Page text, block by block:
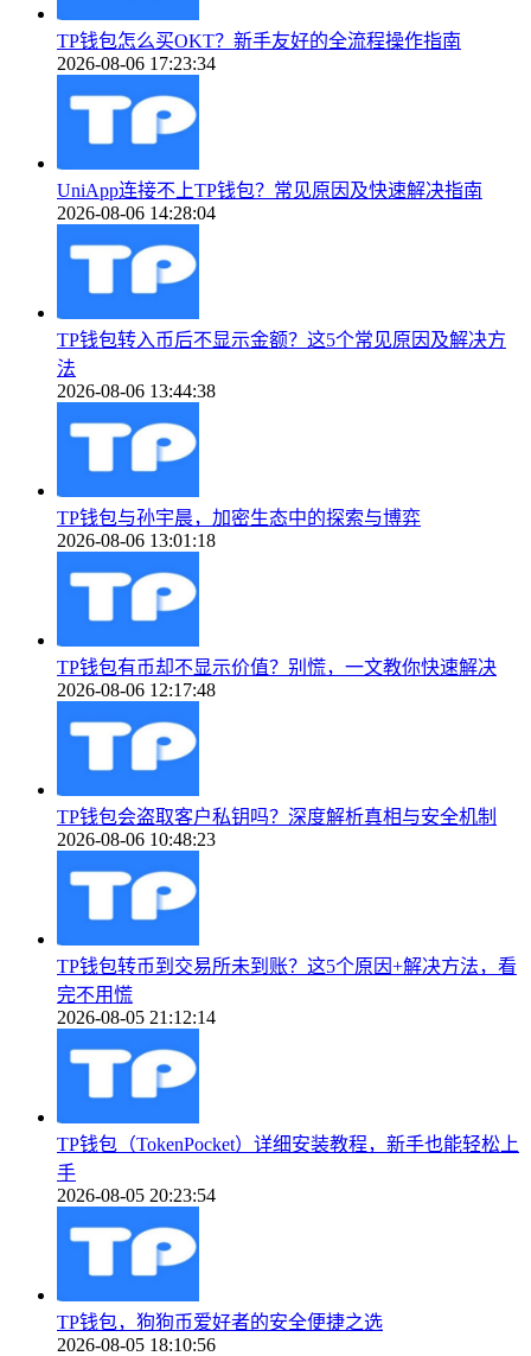
TP钱包怎么买OKT？新手友好的全流程操作指南
2026-08-06 17:23:34
UniApp连接不上TP钱包？常见原因及快速解决指南
2026-08-06 14:28:04
TP钱包转入币后不显示金额？这5个常见原因及解决方
法
2026-08-06 13:44:38
TP钱包与孙宇晨，加密生态中的探索与博弈
2026-08-06 13:01:18
TP钱包有币却不显示价值？别慌，一文教你快速解决
2026-08-06 12:17:48
TP钱包会盗取客户私钥吗？深度解析真相与安全机制
2026-08-06 10:48:23
TP钱包转币到交易所未到账？这5个原因+解决方法，看
完不用慌
2026-08-05 21:12:14
TP钱包（TokenPocket）详细安装教程，新手也能轻松上
手
2026-08-05 20:23:54
TP钱包，狗狗币爱好者的安全便捷之选
2026-08-05 18:10:56